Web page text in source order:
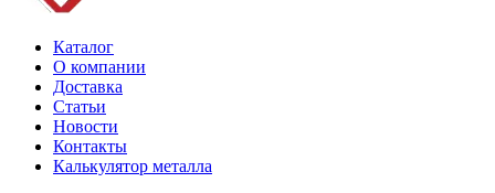
Каталог
О компании
Доставка
Статьи
Новости
Контакты
Калькулятор металла